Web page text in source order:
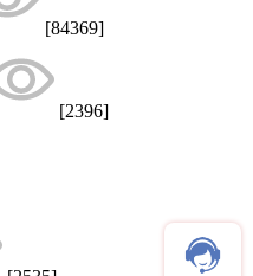
[84369]
[2396]